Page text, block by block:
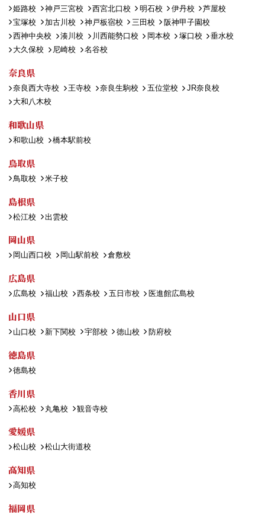
姫路校 神戸三宮校 西宮北口校 明石校 伊丹校
芦屋校
宝塚校
加古川校 神戸板宿校 三田校
阪神甲子園校
西神中央校
湊川校 川西能勢口校 岡本校 塚口校
垂水校
大久保校
尼崎校 名谷校
奈良県
奈良西大寺校 王寺校 奈良生駒校 五位堂校
JR奈良校
大和八木校
和歌山県
和歌山校 橋本駅前校
鳥取県
鳥取校 米子校
島根県
松江校 出雲校
岡山県
岡山西口校 岡山駅前校 倉敷校
広島県
広島校 福山校 西条校 五日市校 医進館広島校
山口県
山口校 新下関校 宇部校 徳山校 防府校
徳島県
徳島校
香川県
高松校 丸亀校 観音寺校
愛媛県
松山校 松山大街道校
高知県
高知校
福岡県